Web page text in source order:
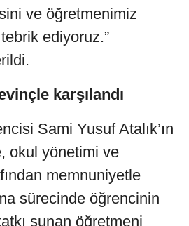
ve öğretmenimiz
ediyoruz.”
karşılandı
Sami Yusuf Atalık’ın
okul yönetimi ve
memnuniyetle
sürecinde öğrencinin
sunan öğretmeni